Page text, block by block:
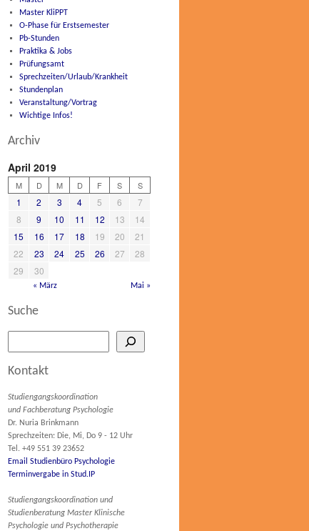
Master KliPPT
O-Phase für Erstsemester
Pb-Stunden
Praktika & Jobs
Prüfungsamt
Sprechzeiten/Urlaub/Krankheit
Stundenplan
Veranstaltung/Vortrag
Wichtige Infos!
Archiv
April 2019
M D M D F S S
1 2 3 4 5 6
7
8
9 10 11 12 13
14
15
16 17 18 19 20
21
22
23 24 25 26 27
28
29
30
« März Mai »
Suche
Kontakt
Studiengangskoordination
und Fachberatung Psychologie
Dr. Nuria Brinkmann
Sprechzeiten: Die, Mi, Do 9 - 12 Uhr
Tel. +49 551 39 23652
Email Studienbüro Psychologie
Terminvergabe in Stud.IP
Studiengangskoordination und
Studienberatung Master Klinische
Psychologie und Psychotherapie